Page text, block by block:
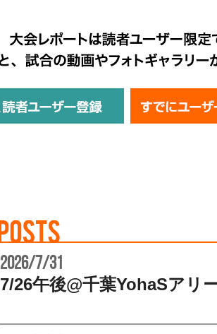
2026/7/31
7/26午後@千葉YohaSア